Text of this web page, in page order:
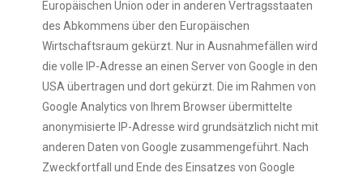
Europäischen Union oder in anderen Vertragsstaaten
des Abkommens über den Europäischen
Wirtschaftsraum gekürzt. Nur in Ausnahmefällen wird
die volle IP-Adresse an einen Server von Google in den
USA übertragen und dort gekürzt. Die im Rahmen von
Google Analytics von Ihrem Browser übermittelte
anonymisierte IP-Adresse wird grundsätzlich nicht mit
anderen Daten von Google zusammengeführt. Nach
Zweckfortfall und Ende des Einsatzes von Google